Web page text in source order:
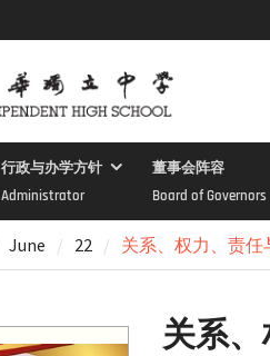
行政与办学方针
Administrator
董事会阵容
Board of Governors
June 22 关系、权力、责
关系